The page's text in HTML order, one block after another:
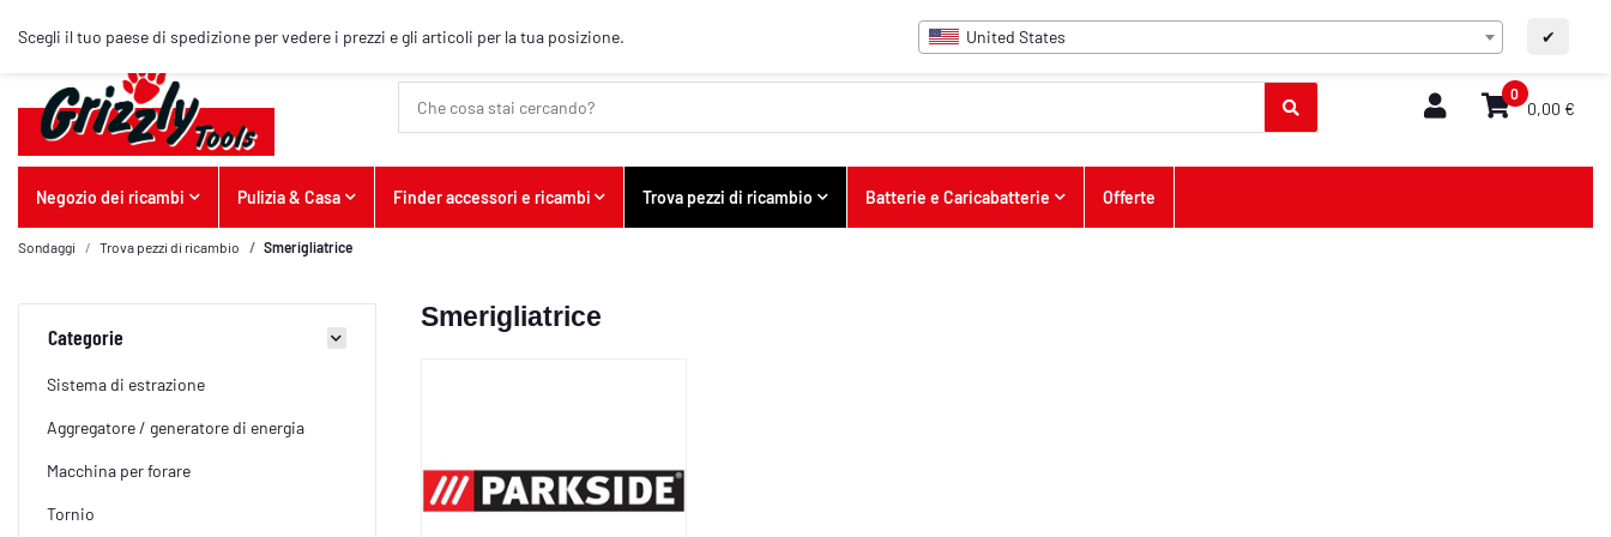
Scegli il tuo paese di spedizione per vedere i prezzi e gli articoli per la tua posizione. United States ✔
IT Contatto
0
0,00 €
Negozio dei ricambi Pulizia & Casa Finder accessori e ricambi Trova pezzi di ricambio Batterie e Caricabatterie Offerte
Sondaggi Trova pezzi di ricambio Smerigliatrice
Smerigliatrice
Categorie
Sistema di estrazione
Aggregatore / generatore di energia
Macchina per forare
Tornio